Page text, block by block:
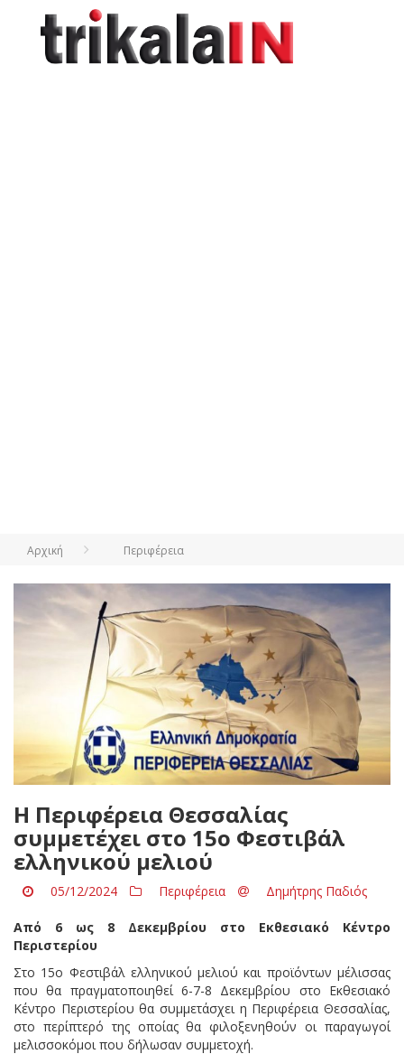
Αρχική Περιφέρεια
Η Περιφέρεια Θεσσαλίας
συμμετέχει στο 15ο Φεστιβάλ
ελληνικού μελιού
05/12/2024 Περιφέρεια Δημήτρης Παδιός
Από 6 ως 8 Δεκεμβρίου στο Εκθεσιακό Κέντρο
Περιστερίου
Στο 15ο Φεστιβάλ ελληνικού μελιού και προϊόντων μέλισσας
που θα πραγματοποιηθεί 6-7-8 Δεκεμβρίου στο Εκθεσιακό
Κέντρο Περιστερίου θα συμμετάσχει η Περιφέρεια Θεσσαλίας,
στο περίπτερό της οποίας θα φιλοξενηθούν οι παραγωγοί
μελισσοκόμοι που δήλωσαν συμμετοχή.